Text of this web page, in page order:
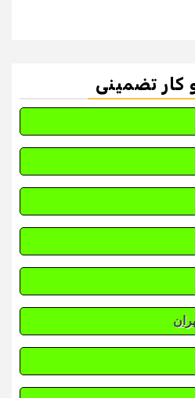
کار تضمینی